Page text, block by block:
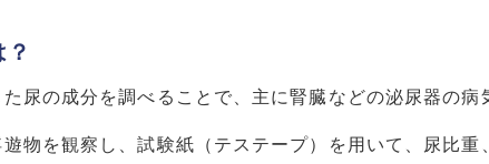
尿の成分を調べることで、主に腎臓などの泌尿器の病
物を観察し、試験紙（テステープ）を用いて、尿比